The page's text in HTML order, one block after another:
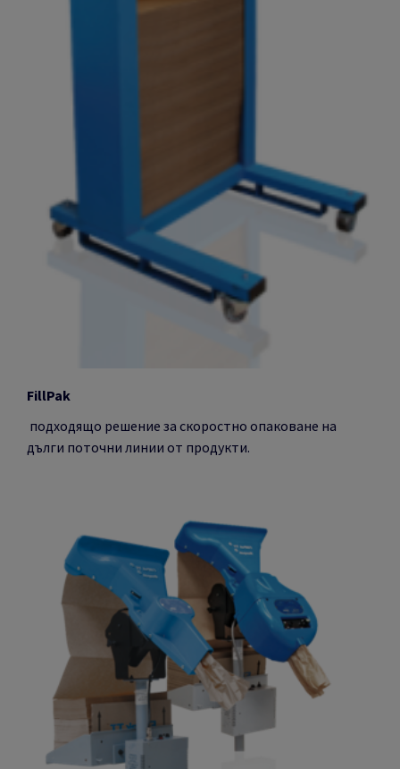
FillPak
подходящо решение за скоростно опаковане на
дълги поточни линии от продукти.